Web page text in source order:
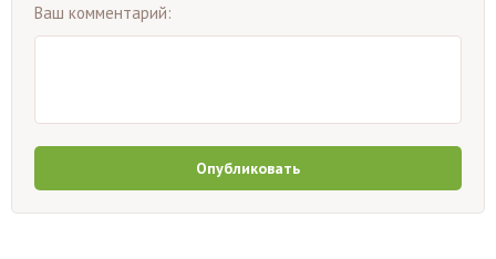
Ваш комментарий:
Опубликовать